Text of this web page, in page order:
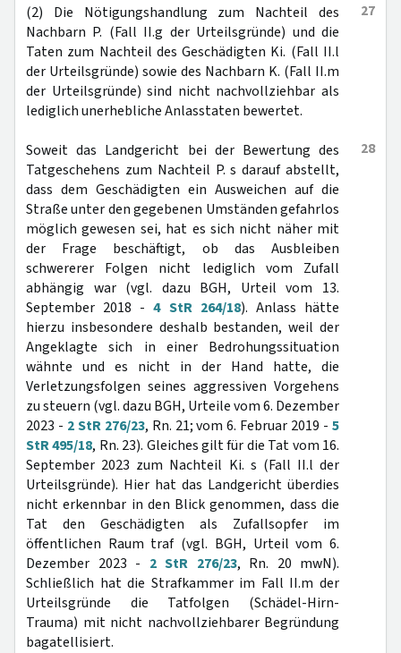
27
(2) Die Nötigungshandlung zum Nachteil des
Nachbarn P. (Fall II.g der Urteilsgründe) und die
Taten zum Nachteil des Geschädigten Ki. (Fall II.l
der Urteilsgründe) sowie des Nachbarn K. (Fall II.m
der Urteilsgründe) sind nicht nachvollziehbar als
lediglich unerhebliche Anlasstaten bewertet.
28
Soweit das Landgericht bei der Bewertung des
Tatgeschehens zum Nachteil P. s darauf abstellt,
dass dem Geschädigten ein Ausweichen auf die
Straße unter den gegebenen Umständen gefahrlos
möglich gewesen sei, hat es sich nicht näher mit
der Frage beschäftigt, ob das Ausbleiben
schwererer Folgen nicht lediglich vom Zufall
abhängig war (vgl. dazu BGH, Urteil vom 13.
September 2018 -4 StR 264/18). Anlass hätte
hierzu insbesondere deshalb bestanden, weil der
Angeklagte sich in einer Bedrohungssituation
wähnte und es nicht in der Hand hatte, die
Verletzungsfolgen seines aggressiven Vorgehens
zu steuern (vgl. dazu BGH, Urteile vom 6. Dezember
2023 - 2 StR 276/23, Rn. 21; vom 6. Februar 2019 -5
StR 495/18, Rn. 23). Gleiches gilt für die Tat vom 16.
September 2023 zum Nachteil Ki. s (Fall II.l der
Urteilsgründe). Hier hat das Landgericht überdies
nicht erkennbar in den Blick genommen, dass die
Tat den Geschädigten als Zufallsopfer im
öffentlichen Raum traf (vgl. BGH, Urteil vom 6.
Dezember 2023 - 2 StR 276/23, Rn. 20 mwN).
Schließlich hat die Strafkammer im Fall II.m der
Urteilsgründe die Tatfolgen (Schädel-Hirn-
Trauma) mit nicht nachvollziehbarer Begründung
bagatellisiert.